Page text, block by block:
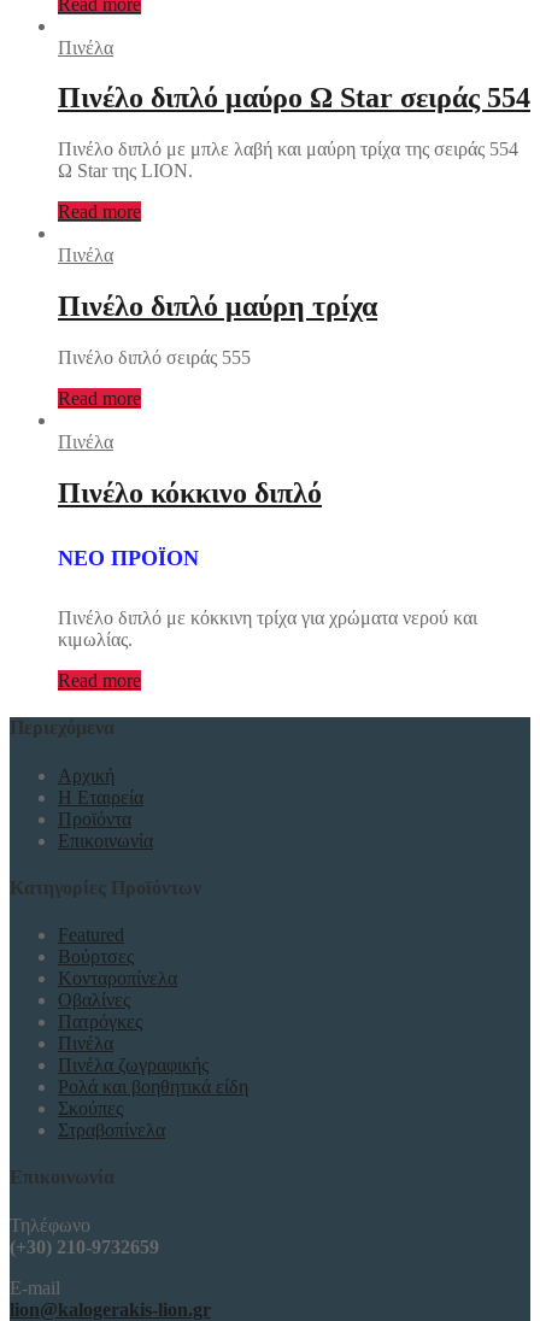
Πινέλα
Πινέλο διπλό μαύρο Ω Star σειράς 554
Πινέλο διπλό με μπλε λαβή και μαύρη τρίχα της σειράς 554
Ω Star της LION.
Read more
Πινέλα
Πινέλο διπλό μαύρη τρίχα
Πινέλο διπλό σειράς 555
Read more
Πινέλα
Πινέλο κόκκινο διπλό
ΝΕΟ ΠΡΟΪΟΝ
Πινέλο διπλό με κόκκινη τρίχα για χρώματα νερού και
κιμωλίας.
Read more
Περιεχόμενα
Αρχική
Η Εταιρεία
Προϊόντα
Επικοινωνία
Κατηγορίες Προϊόντων
Featured
Βούρτσες
Κονταροπίνελα
Οβαλίνες
Πατρόγκες
Πινέλα
Πινέλα ζωγραφικής
Ρολά και βοηθητικά είδη
Σκούπες
Στραβοπίνελα
Επικοινωνία
Τηλέφωνο
(+30) 210-9732659
E-mail
lion@kalogerakis-lion.gr